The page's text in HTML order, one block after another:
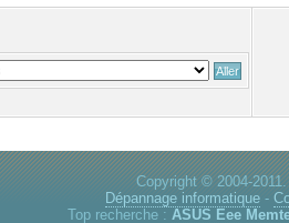
Copyright © 2004-
Dépannage informatique -
Top recherche : ASUS Eee